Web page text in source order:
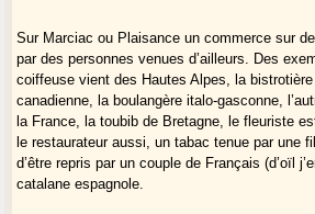
traumatisme, sans rompre le charme, sans
respectueuse de l’esprit ancien... pour l’instant.
C’est peut-être ce qu’a ressenti McAninch au
décrit déjà une clientèle mélangée, mais d’où
exclue.
Moi je ne suis pas allé dans ce café, mais je
gasconhautes de nous y retrouver à l’occasion
Sur Marciac ou Plaisance un commerce sur
par des personnes venues d’ailleurs. Des
coiffeuse vient des Hautes Alpes, la
canadienne, la boulangère italo-gasconne,
la France, la toubib de Bretagne, le fleuriste
le restaurateur aussi, un tabac tenue par une
d’être repris par un couple de Français (d’oïl
catalane espagnole.